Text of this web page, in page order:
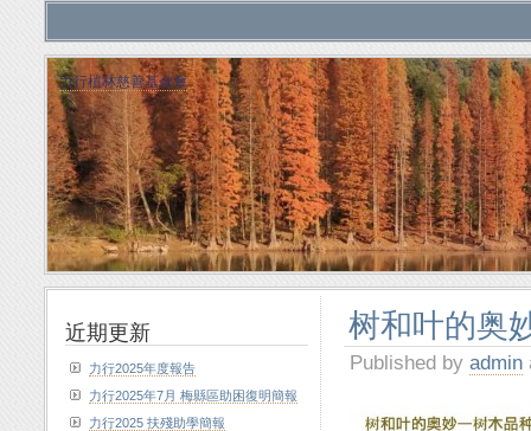
力行植林慈善基金會
树和叶的奥
Published by admin
近期更新
力行2025年度報告
力行2025年7月 梅縣區助困復明簡報
力行2025 扶殘助學簡報